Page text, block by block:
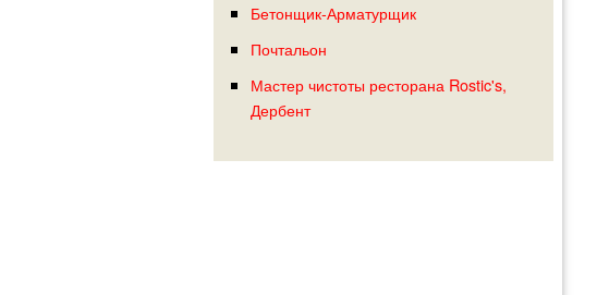
Бетонщик-Арматурщик
Почтальон
Мастер чистоты ресторана Rostic's,
Дербент